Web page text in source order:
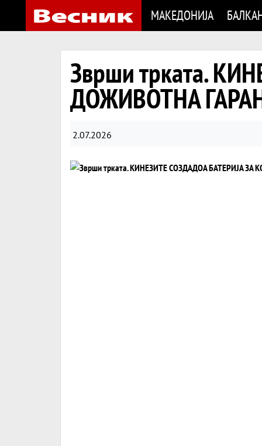
МАКЕДОНИЈА
Зврши трката.
ДОЖИВОТНА
2.07.2026